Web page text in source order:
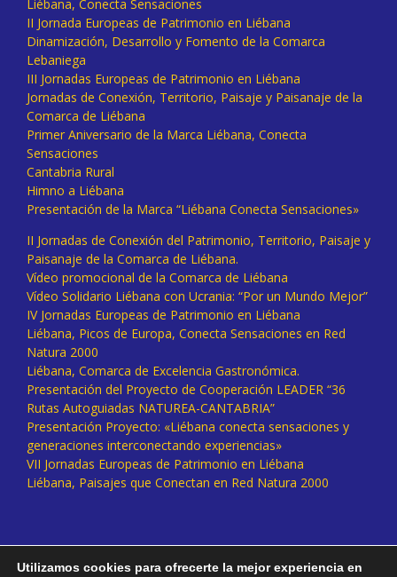
Liébana, Conecta Sensaciones
II Jornada Europeas de Patrimonio en Liébana
Dinamización, Desarrollo y Fomento de la Comarca
Lebaniega
III Jornadas Europeas de Patrimonio en Liébana
Jornadas de Conexión, Territorio, Paisaje y Paisanaje de la
Comarca de Liébana
Primer Aniversario de la Marca Liébana, Conecta
Sensaciones
Cantabria Rural
Himno a Liébana
Presentación de la Marca “Liébana Conecta Sensaciones»
II Jornadas de Conexión del Patrimonio, Territorio, Paisaje y
Paisanaje de la Comarca de Liébana.
Vídeo promocional de la Comarca de Liébana
Vídeo Solidario Liébana con Ucrania: “Por un Mundo Mejor”
IV Jornadas Europeas de Patrimonio en Liébana
Liébana, Picos de Europa, Conecta Sensaciones en Red
Natura 2000
Liébana, Comarca de Excelencia Gastronómica.
Presentación del Proyecto de Cooperación LEADER “36
Rutas Autoguiadas NATUREA-CANTABRIA”
Presentación Proyecto: «Liébana conecta sensaciones y
generaciones interconectando experiencias»
VII Jornadas Europeas de Patrimonio en Liébana
Liébana, Paisajes que Conectan en Red Natura 2000
Utilizamos cookies para ofrecerte la mejor experiencia en